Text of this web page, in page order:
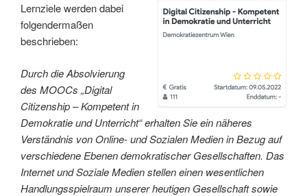
Lernziele werden dabei
folgendermaßen
beschrieben:
Durch die Absolvierung
des MOOCs „Digital
Citizenship – Kompetent in
Demokratie und Unterricht“ erhalten Sie ein näheres
Verständnis von Online- und Sozialen Medien in Bezug auf
verschiedene Ebenen demokratischer Gesellschaften. Das
Internet und Soziale Medien stellen einen wesentlichen
Handlungsspielraum unserer heutigen Gesellschaft sowie